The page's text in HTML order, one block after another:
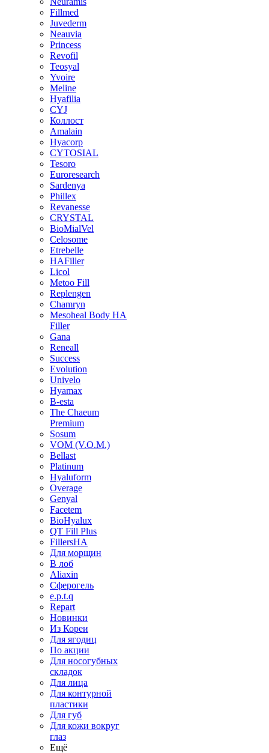
Fillmed
Juvederm
Neauvia
Princess
Revofil
Teosyal
Yvoire
Meline
Hyafilia
CYJ
Коллост
Amalain
Hyacorp
CYTOSIAL
Tesoro
Euroresearch
Sardenya
Phillex
Revanesse
CRYSTAL
BioMialVel
Celosome
Etrebelle
HAFiller
Licol
Metoo Fill
Replengen
Chamryn
Mesoheal Body HA
Filler
Gana
Reneall
Success
Evolution
Univelo
Hyamax
B-esta
The Chaeum
Premium
Sosum
VOM (V.O.M.)
Bellast
Platinum
Hyaluform
Overage
Genyal
Facetem
BioHyalux
QT Fill Plus
FillersHA
Для морщин
В лоб
Aliaxin
Сферогель
e.p.t.q
Repart
Новинки
Из Кореи
Для ягодиц
По акции
Для носогубных
складок
Для лица
Для контурной
пластики
Для губ
Для кожи вокруг
глаз
Ещё